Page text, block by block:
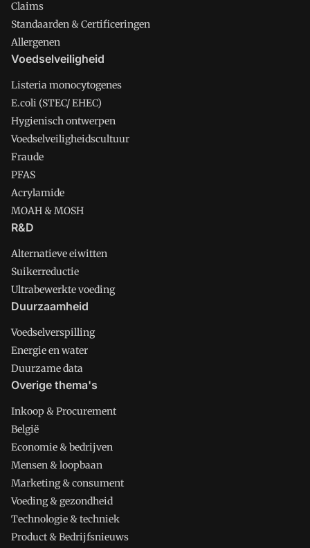
Claims
Standaarden & Certificeringen
Allergenen
Voedselveiligheid
Listeria monocytogenes
E.coli (STEC/ EHEC)
Hygienisch ontwerpen
Voedselveiligheidscultuur
Fraude
PFAS
Acrylamide
MOAH & MOSH
R&D
Alternatieve eiwitten
Suikerreductie
Ultrabewerkte voeding
Duurzaamheid
Voedselverspilling
Energie en water
Duurzame data
Overige thema's
Inkoop & Procurement
België
Economie & bedrijven
Mensen & loopbaan
Marketing & consument
Voeding & gezondheid
Technologie & techniek
Product & Bedrijfsnieuws